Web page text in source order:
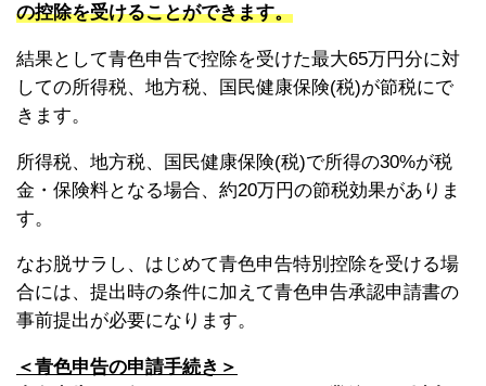
の控除を受けることができます。
結果として青色申告で控除を受けた最大65万円分に対
しての所得税、地方税、国民健康保険(税)が節税にで
きます。
所得税、地方税、国民健康保険(税)で所得の30%が税
金・保険料となる場合、約20万円の節税効果がありま
す。
なお脱サラし、はじめて青色申告特別控除を受ける場
合には、提出時の条件に加えて青色申告承認申請書の
事前提出が必要になります。
＜青色申告の申請手続き＞